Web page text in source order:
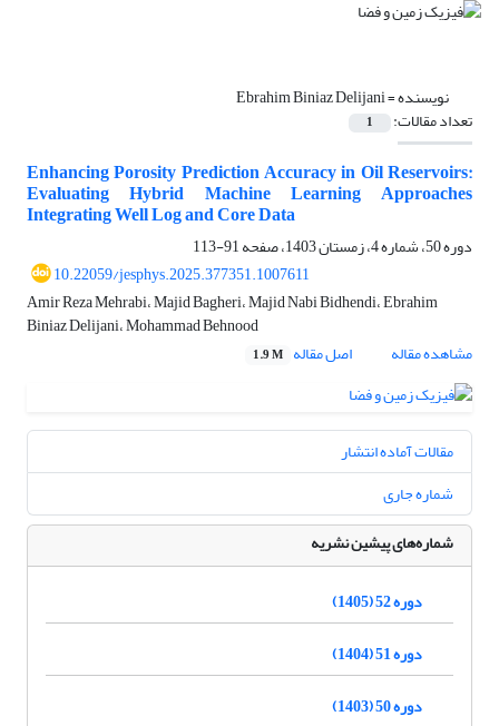
نویسنده =Ebrahim Biniaz Delijani
تعداد مقالات: 1
Enhancing Porosity Prediction Accuracy in Oil Reservoirs:
Evaluating Hybrid Machine Learning Approaches
Integrating Well Log and Core Data
دوره 50، شماره 4، زمستان 1403، صفحه
91-113
10.22059/jesphys.2025.377351.1007611
Amir Reza Mehrabi، Majid Bagheri، Majid Nabi Bidhendi، Ebrahim
Biniaz Delijani، Mohammad Behnood
مشاهده مقاله
اصل مقاله 1.9 M
مقالات آماده انتشار
شماره جاری
شماره‌های پیشین نشریه
دوره 52 (1405)
دوره 51 (1404)
دوره 50 (1403)